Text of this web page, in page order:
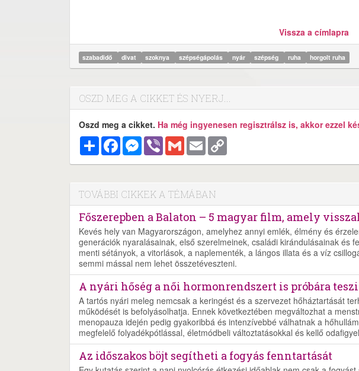
Vissza a címlapra
szabadidő divat szoknya szépségápolás nyár szépség ruha horgolt ruha
OSZD MEG A CIKKET ÉS NYERJ...
Oszd meg a cikket. Ha még ingyenesen regisztrálsz is, akkor ezzel
MegosztásFacebookMessenger
Viber Gmail Email
TOVÁBBI CIKKEK A TÉMÁBAN
Főszerepben a Balaton – 5 magyar film, amely
Kevés hely van Magyarországon, amelyhez annyi emlék, élmény és
generációk nyaralásainak, első szerelmeinek, családi kirándulásainak és
menti sétányok, a vitorlások, a naplementék, a lángos illata és a víz
semmi mással nem lehet összetéveszteni.
A nyári hőség a női hormonrendszert is próbára teszi
A tartós nyári meleg nemcsak a keringést és a szervezet hőháztartását
működését is befolyásolhatja. Ennek következtében megváltozhat a
menopauza idején pedig gyakoribbá és intenzívebbé válhatnak a
megfelelő folyadékpótlással, életmódbeli változtatásokkal és kellő
Az időszakos böjt segítheti a fogyás fenntartását